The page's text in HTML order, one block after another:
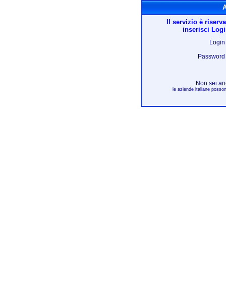
Il servizio è
inserisci
Login
Password
Non sei
le aziende italiane